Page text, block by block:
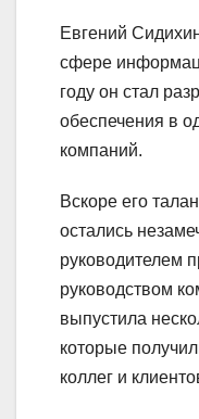
Евгений
сфере
году он стал
обеспечения в
компаний.
Вскоре его
остались
руководителем
руководством
выпустила
которые
коллег и